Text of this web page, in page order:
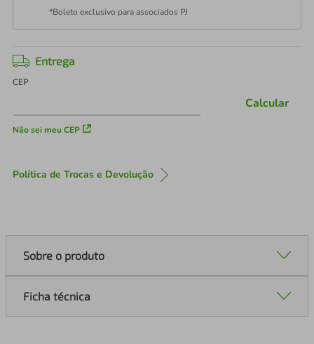
*Boleto exclusivo para associados PJ
Entrega
CEP
Não sei meu CEP
Calcular
Política de Trocas e Devolução
Sobre o produto
Ficha técnica